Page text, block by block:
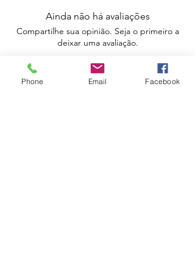
Ainda não há avaliações
Compartilhe sua opinião. Seja o primeiro a
deixar uma avaliação.
Avaliar
Phone Email Facebook